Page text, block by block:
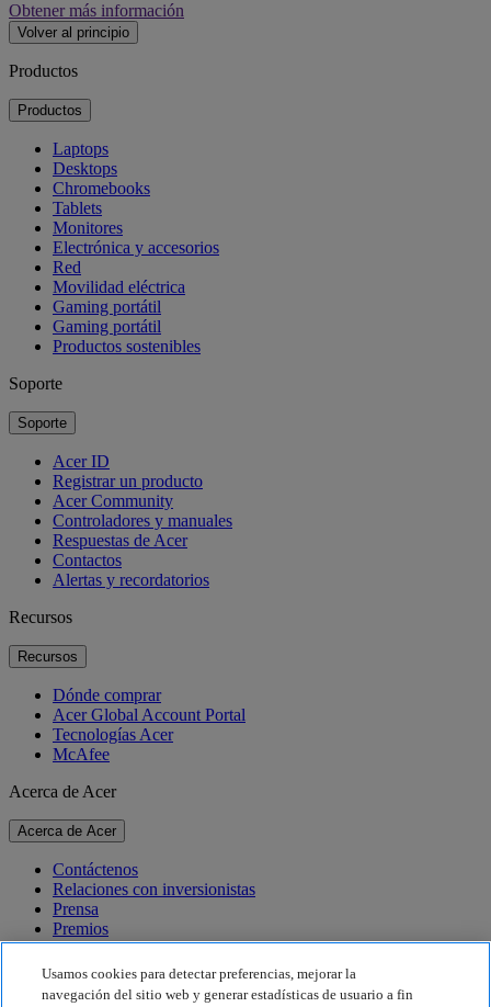
Obtener más información
Volver al principio
Productos
Productos
Laptops
Desktops
Chromebooks
Tablets
Monitores
Electrónica y accesorios
Red
Movilidad eléctrica
Gaming portátil
Gaming portátil
Productos sostenibles
Soporte
Soporte
Acer ID
Registrar un producto
Acer Community
Controladores y manuales
Respuestas de Acer
Contactos
Alertas y recordatorios
Recursos
Recursos
Dónde comprar
Acer Global Account Portal
Tecnologías Acer
McAfee
Acerca de Acer
Acerca de Acer
Contáctenos
Relaciones con inversionistas
Prensa
Premios
Eventos
Sostenibilidad
Usamos cookies para detectar preferencias, mejorar la
navegación del sitio web y generar estadísticas de usuario a fin